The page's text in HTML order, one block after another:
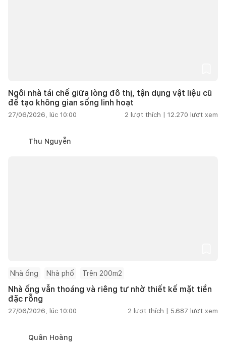
Ngôi nhà tái chế giữa lòng đô thị, tận dụng vật liệu cũ
để tạo không gian sống linh hoạt
27/06/2026, lúc 10:00 2 lượt thích | 12.270 lượt xem
Thu Nguyễn
Nhà ống Nhà phố Trên 200m2
Nhà ống vẫn thoáng và riêng tư nhờ thiết kế mặt tiền
đặc rỗng
27/06/2026, lúc 10:00 2 lượt thích | 5.687 lượt xem
Quân Hoàng